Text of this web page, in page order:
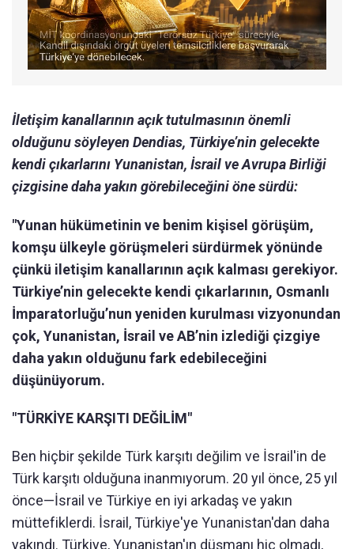
İletişim kanallarının açık tutulmasının önemli
olduğunu söyleyen Dendias, Türkiye’nin gelecekte
kendi çıkarlarını Yunanistan, İsrail ve Avrupa Birliği
çizgisine daha yakın görebileceğini öne sürdü:
"Yunan hükümetinin ve benim kişisel görüşüm,
komşu ülkeyle görüşmeleri sürdürmek yönünde
çünkü iletişim kanallarının açık kalması gerekiyor.
Türkiye’nin gelecekte kendi çıkarlarının, Osmanlı
İmparatorluğu’nun yeniden kurulması vizyonundan
çok, Yunanistan, İsrail ve AB’nin izlediği çizgiye
daha yakın olduğunu fark edebileceğini
düşünüyorum.
"TÜRKİYE KARŞITI DEĞİLİM"
Ben hiçbir şekilde Türk karşıtı değilim ve İsrail'in de
Türk karşıtı olduğuna inanmıyorum. 20 yıl önce, 25 yıl
önce—İsrail ve Türkiye en iyi arkadaş ve yakın
müttefiklerdi. İsrail, Türkiye'ye Yunanistan'dan daha
yakındı. Türkiye, Yunanistan'ın düşmanı hiç olmadı,